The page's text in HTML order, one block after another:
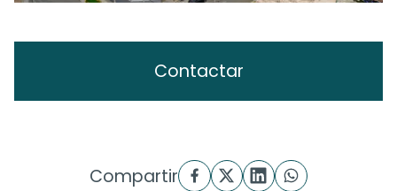
Contactar
Compartir